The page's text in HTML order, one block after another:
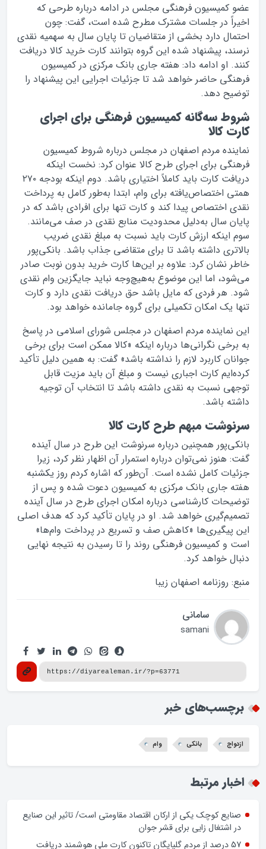
عضو کمیسیون فرهنگی مجلس در ادامه درباره طرحی که
اخیراً در جلسات مشترک مطرح شده است، گفت: چون
احتمال دارد بخشی از متقاضیان تا پایان سال به سهمیه نقدی
نرسند، پیشنهاد شده این گروه بتوانند کارت خرید کالا دریافت
کنند. او ادامه داد: هفته جاری بانک مرکزی در کمیسیون
فرهنگی حاضر خواهد شد تا جزئیات اجرایی این پیشنهاد را
توضیح دهد.
شروط سه‌گانه کمیسیون فرهنگی برای اجرای
کارت کالا
نماینده مردم اصفهان در مجلس درباره شروط کمیسیون
فرهنگی برای اجرای طرح کالا عنوان کرد: نخست اینکه
دریافت کارت باید کاملاً اختیاری باشد. دوم اینکه بودجه ۲۷۰
همتی اختصاص‌یافته برای وام، ابتدا به‌طور کامل به پرداخت
نقدی اختصاص پیدا کند و کارت تنها برای افرادی باشد که در
پایان سال به‌دلیل محدودیت منابع نقدی در صف می‌مانند.
سوم اینکه ارزش کارت باید نسبت به مبلغ نقدی ضریب
بالاتری داشته باشد تا برای متقاضی جذاب باشد. بانکی‌پور
خاطر نشان کرد: علاوه بر این‌ها کارت خرید بدون نوبت صادر
می‌شود، اما این موضوع به‌هیچ‌وجه نباید جایگزین وام نقدی
شود. هر فردی که مایل باشد حق دریافت نقدی دارد و کارت
تنها یک امکان تکمیلی برای گروه جامانده خواهد بود.
این نماینده مردم اصفهان در مجلس شورای اسلامی در پاسخ
به برخی نگرانی‌ها درباره اینکه «کالا ممکن است برای برخی
جوانان کاربرد لازم را نداشته باشد» گفت: به همین دلیل تأکید
کرده‌ایم کارت اجباری نیست و مبلغ آن باید مزیت قابل
توجهی نسبت به نقدی داشته باشد تا انتخاب آن توجیه
داشته باشد.
سرنوشت مبهم طرح کارت کالا
بانکی‌پور همچنین درباره سرنوشت این طرح در سال آینده
گفت: هنوز نمی‌توان درباره استمرار آن اظهار نظر کرد، زیرا
جزئیات کامل نشده است. آن‌طور که اشاره کردم روز یکشنبه
هفته جاری بانک مرکزی به کمیسیون دعوت شده و پس از
توضیحات کارشناسی درباره امکان اجرای طرح در سال آینده
تصمیم‌گیری خواهد شد. او در پایان تأکید کرد که هدف اصلی
این پیگیری‌ها «کاهش صف و تسریع در پرداخت وام‌ها»
است و کمیسیون فرهنگی روند را تا رسیدن به نتیجه نهایی
دنبال خواهد کرد.
منبع: روزنامه اصفهان زیبا
سامانی
samani
برچسب‌های خبر
ازدواج بانکی وام
اخبار مرتبط
صنایع کوچک یکی از ارکان اقتصاد مقاومتی است/ تاثیر این صنایع
در اشتغال زایی برای قشر جوان
57 درصد از مردم گلپایگان تاکنون کارت ملی هوشمند دریافت